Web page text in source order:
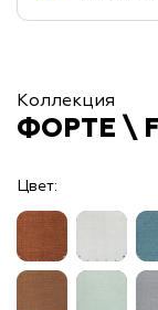
Коллекция
ФОРТЕ \
Цвет: